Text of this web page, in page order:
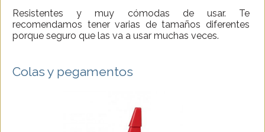
Resistentes y muy cómodas de usar. Te
recomendamos tener varias de tamaños diferentes
porque seguro que las va a usar muchas veces.
Colas y pegamentos